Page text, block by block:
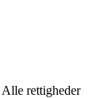
Alle rettigheder